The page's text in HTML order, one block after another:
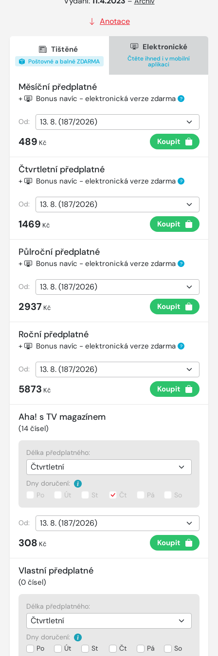
Anotace
Tištěné
Poštovné a balné ZDARMA
Elektronické
Čtěte ihned i v mobilní
aplikaci
Měsíční předplatné
+ Bonus navíc - elektronická verze zdarma ?
Od:
489 Kč Koupit
Čtvrtletní předplatné
+ Bonus navíc - elektronická verze zdarma ?
Od:
1469 Kč Koupit
Půlroční předplatné
+ Bonus navíc - elektronická verze zdarma ?
Od:
2937 Kč Koupit
Roční předplatné
+ Bonus navíc - elektronická verze zdarma ?
Od:
5873 Kč Koupit
Aha! s TV magazínem
(14 čísel)
Délka předplatného:
Dny doručení:
Po
Út St Čt Pá So
Od:
308 Kč Koupit
Vlastní předplatné
(0 čísel)
Délka předplatného:
Dny doručení:
Po
Út St Čt Pá So